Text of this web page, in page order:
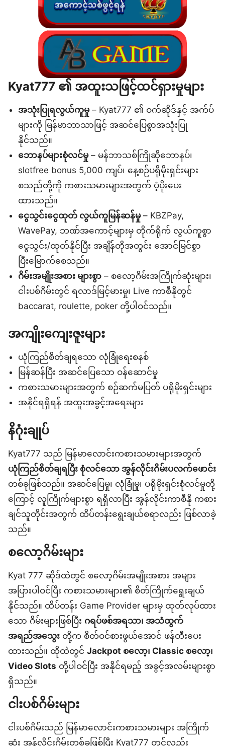
Kyat777 ၏ အထူးသဖြင့်ထင်ရှားမှုများ
အသုံးပြုရလွယ်ကူမှု– Kyat777 ၏ ဝက်ဆိုဒ်နှင့် အက်ပ်
များကို မြန်မာဘာသာဖြင့် အဆင်ပြေစွာအသုံးပြု
နိုင်သည်။
ဘောနပ်များစုံလင်မှု– မန်ဘာသစ်ကြိုဆိုဘောနပ်၊
slotfree bonus 5,000 ကျပ်၊ နေ့စဉ်ပရိုမိုးရှင်းများ
စသည်တို့ကို ကစားသမားများအတွက် ပံ့ပိုးပေး
ထားသည်။
ငွေသွင်းငွေထုတ် လွယ်ကူမြန်ဆန်မှု– KBZPay,
WavePay, ဘဏ်အကောင့်များမှ တိုက်ရိုက် လွယ်ကူစွာ
ငွေသွင်း/ထုတ်နိုင်ပြီး အချိန်တိုအတွင်း အောင်မြင်စွာ
ပြီးမြောက်စေသည်။
ဂိမ်းအမျိုးအစား များစွာ – စလော့ဂိမ်းအကြိုက်ဆုံးများ၊
ငါးပစ်ဂိမ်းတွင် ရလာဒ်မြင့်မားမှု၊ Live ကာစီနိုတွင်
baccarat, roulette, poker တို့ပါဝင်သည်။
အကျိုးကျေးဇူးများ
ယုံကြည်စိတ်ချရသော လုံခြုံရေးစနစ်
မြန်ဆန်ပြီး အဆင်ပြေသော ဝန်ဆောင်မှု
ကစားသမားများအတွက် စဉ်ဆက်မပြတ် ပရိုမိုးရှင်းများ
အနိုင်ရရှိရန် အထူးအခွင့်အရေးများ
နိဂုံးချုပ်
Kyat777 သည် မြန်မာလောင်းကစားသမားများအတွက်
ယုံကြည်စိတ်ချရပြီး စုံလင်သော အွန်လိုင်းဂိမ်းပလက်ဖောင်း
တစ်ခုဖြစ်သည်။ အဆင်ပြေမှု၊ လုံခြုံမှု၊ ပရိုမိုးရှင်းစုံလင်မှုတို့
ကြောင့် လူကြိုက်များစွာ ရရှိလာပြီး အွန်လိုင်းကာစီနို ကစား
ချင်သူတိုင်းအတွက် ထိပ်တန်းရွေးချယ်စရာလည်း ဖြစ်လာခဲ့
သည်။
စလော့ဂိမ်းများ
Kyat 777 ဆိုဒ်ထဲတွင် စလော့ဂိမ်းအမျိုးအစား အများ
အပြားပါဝင်ပြီး ကစားသမားများ၏ စိတ်ကြိုက်ရွေးချယ်
နိုင်သည်။ ထိပ်တန်း Game Provider များမှ ထုတ်လုပ်ထား
သော ဂိမ်းများဖြစ်ပြီး ဂရပ်ဖစ်အရသာ၊ အသံထွက်
အရည်အသွေး တို့က စိတ်ဝင်စားဖွယ်အောင် ဖန်တီးပေး
ထားသည်။ ထိုထဲတွင် Jackpot စလော့၊ Classic စလော့၊
Video Slots တို့ပါဝင်ပြီး အနိုင်ရမည့် အခွင့်အလမ်းများစွာ
ရှိသည်။
ငါးပစ်ဂိမ်းများ
ငါးပစ်ဂိမ်းသည် မြန်မာလောင်းကစားသမားများ အကြိုက်
ဆုံး အွန်လိုင်းဂိမ်းတစ်ခုဖြစ်ပြီး Kyat777 တွင်လည်း